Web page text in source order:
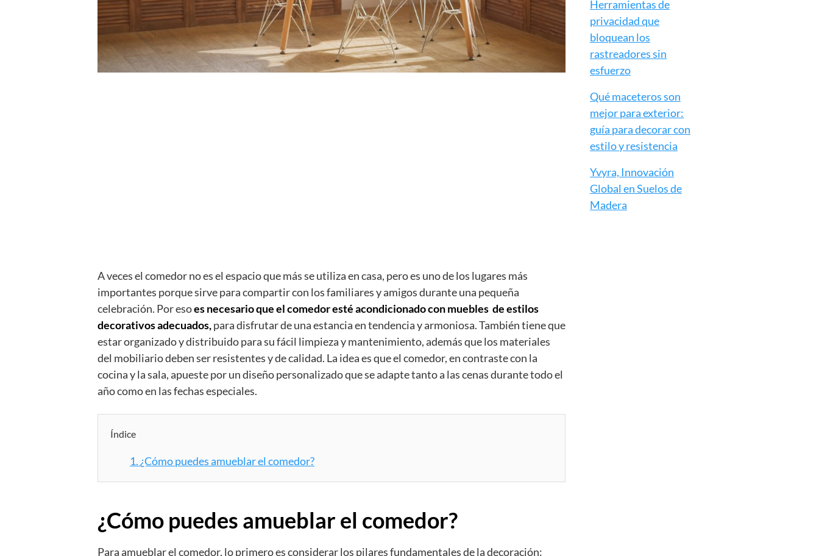
A veces el comedor no es el espacio que más se utiliza en casa, pero es uno de los lugares más
importantes porque sirve para compartir con los familiares y amigos durante una pequeña
celebración. Por esoes necesario que el comedor esté acondicionado con muebles de estilos
decorativos adecuados,para disfrutar de una estancia en tendencia y armoniosa. También tiene que
estar organizado y distribuido para su fácil limpieza y mantenimiento, además que los materiales
del mobiliario deben ser resistentes y de calidad. La idea es que el comedor, en contraste con la
cocina y la sala, apueste por un diseño personalizado que se adapte tanto a las cenas durante todo el
año como en las fechas especiales.
Índice
1. ¿Cómo puedes amueblar el comedor?
¿Cómo puedes amueblar el comedor?
Para amueblar el comedor, lo primero es considerar los pilares fundamentales de la decoración:
Herramientas de
privacidad que
bloquean los
rastreadores sin
esfuerzo
Qué maceteros son
mejor para exterior:
guía para decorar con
estilo y resistencia
Yvyra, Innovación
Global en Suelos de
Madera